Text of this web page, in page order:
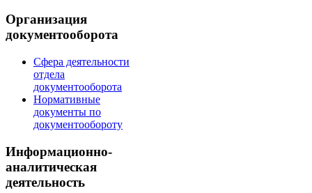
Организация
документооборота
Сфера деятельности
отдела
документооборота
Нормативные
документы по
документообороту
Информационно-
аналитическая
деятельность